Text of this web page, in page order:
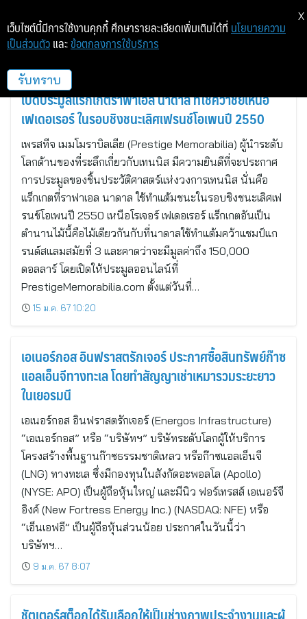
นิวยอร์ก
เปิดประมูลแร็กเกตราฟาเอล นาดาล ที่ใช้คว้าชัยเหนือ
เฟเดอเรอร์ ในรอบชิงชนะเลิศเฟรนช์โอเพนปี 2550
เพรสทีจ เมมโมราบิลเลีย (Prestige Memorabilia) ผู้นำระดับ
โลกด้านของที่ระลึกเกี่ยวกับเทนนิส มีความยินดีที่จะประกาศ
การประมูลของชิ้นประวัติศาสตร์แห่งวงการเทนนิส นั่นคือ
แร็กเกตที่ราฟาเอล นาดาล ใช้ทำแต้มชนะในรอบชิงชนะเลิศเฟ
รนช์โอเพนปี 2550 เหนือโรเจอร์ เฟเดอเรอร์ แร็กเกตอันเป็น
ตำนานไม้นี้คือไม้เดียวกันกับที่นาดาลใช้ทำแต้มคว้าแชมป์แก
รนด์สแลมสมัยที่ 3 และคาดว่าจะมีมูลค่าถึง 150,000
ดอลลาร์ โดยเปิดให้ประมูลออนไลน์ที่
PrestigeMemorabilia.com ตั้งแต่วันที่…
15 ม.ค. 67 10:20
เอเนอร์กอส อินฟราสตรักเจอร์ ประกาศซื้อสินทรัพย์ก๊าซ
แอลเอ็นจีทางทะเล โดยทำสัญญาเช่าเหมารวมระยะยาว
ในเยอรมนี
เอเนอร์กอส อินฟราสตรักเจอร์ (Energos Infrastructure)
“เอเนอร์กอส” หรือ “บริษัทฯ” บริษัทระดับโลกผู้ให้บริการ
โครงสร้างพื้นฐานก๊าซธรรมชาติเหลว หรือก๊าซแอลเอ็นจี
(LNG) ทางทะเล ซึ่งมีกองทุนในสังกัดอะพอลโล (Apollo)
(NYSE: APO) เป็นผู้ถือหุ้นใหญ่ และมีนิว ฟอร์เทรสส์ เอเนอร์จี
อิงค์ (New Fortress Energy Inc.) (NASDAQ: NFE) หรือ
“เอ็นเอฟอี” เป็นผู้ถือหุ้นส่วนน้อย ประกาศในวันนี้ว่า
บริษัทฯ…
9 ม.ค. 67 8:07
เว็บไซต์นี้มีการใช้งานคุกกี้ ศึกษารายละเอียดเพิ่มเติมได้ที่ นโยบายความ
เป็นส่วนตัว และ ข้อตกลงการใช้บริการ
รับทราบ
X